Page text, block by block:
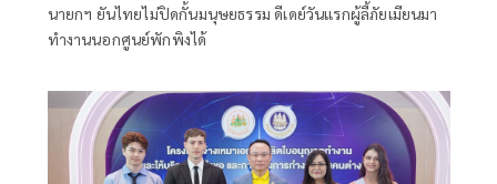
นายกฯ ยันไทยไม่ปิดกั้นมนุษยธรรม ดีเดย์วันแรกผู้ลี้ภัยเมียนมา
ทำงานนอกศูนย์พักพิงได้